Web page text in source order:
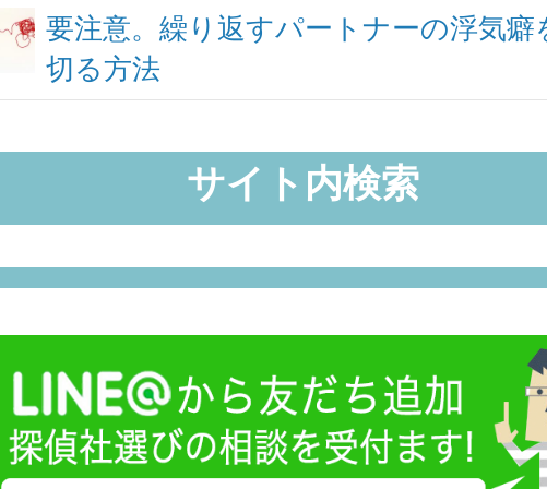
要注意。繰り返すパートナーの浮気癖
切る方法
サイト内検索